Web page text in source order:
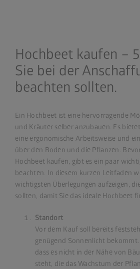
Hochbeet kaufen –
Sie bei der
beachten sollten.
Ein Hochbeet ist eine hervorragende
und Kräuter selber anzubauen. Es
eine ergonomische Arbeitsweise und
über den Boden und die Pflanzen.
Hochbeet kaufen, gibt es ein paar
beachten. In diesem kurzen Leitfaden
wichtigsten Überlegungen aufzeigen,
sollten, damit Sie das ideale Hochbeet
Standort
Vor dem Kauf soll bereits
genügend Sonnenlicht
dass es nicht in der Nähe von
steht, die das Wachstum der